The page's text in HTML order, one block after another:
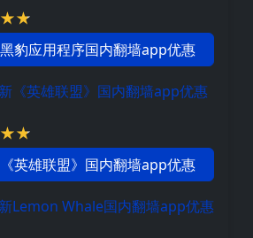
豹应用程序国内翻墙app优惠
《英雄联盟》国内翻墙app优惠
英雄联盟》国内翻墙app优惠
Lemon Whale国内翻墙app优惠